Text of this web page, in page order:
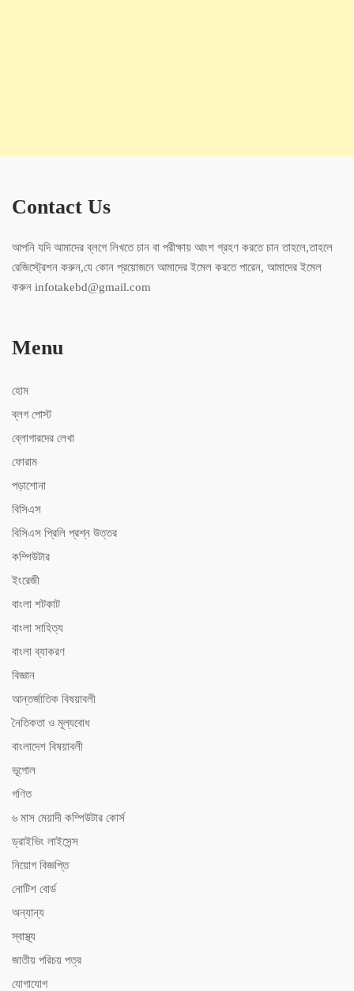
Contact Us
আপনি যদি আমাদের ব্লগে লিখতে চান বা পরীক্ষায় আংশ গ্রহণ করতে চান তাহলে,তাহলে
রেজিস্ট্রেশন করুন,যে কোন প্রয়োজনে আমাদের ইমেল করতে পারেন, আমাদের ইমেল
করুন infotakebd@gmail.com
Menu
হোম
ব্লগ পোস্ট
ব্লোগারদের লেখা
ফোরাম
পড়াশোনা
বিসিএস
বিসিএস ‍প্রিলি প্রশ্ন উত্তর
কম্পিউটার
ইংরেজী
বাংলা শটকাট
বাংলা সাহিত্য
বাংলা ব্যাকরণ
বিজ্ঞান
আন্তর্জাতিক বিষয়াবলী
নৈতিকতা ও মূল্যবোধ
বাংলাদেশ বিষয়াবলী
ভূগোল
গণিত
৬ মাস মেয়াদী কম্পিউটার কোর্স
ড্রাইভিং লাইসেন্স
নিয়োগ বিজ্ঞপ্তি
নোটিশ বোর্ড
অন্যান্য
স্বাস্থ্য
জাতীয় পরিচয় পত্র
যোগাযোগ